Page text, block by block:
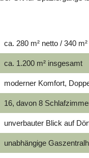
ca. 280 m² netto / 340
ca. 1.200 m² insgesamt
moderner Komfort,
16, davon 8
unverbauter Blick auf
unabhängige